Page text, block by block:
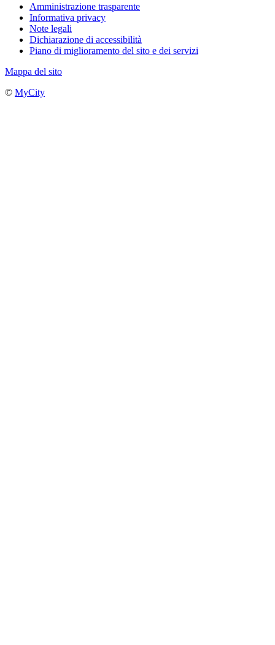
Amministrazione trasparente
Informativa privacy
Note legali
Dichiarazione di accessibilità
Piano di miglioramento del sito e dei servizi
Mappa del sito
© MyCity